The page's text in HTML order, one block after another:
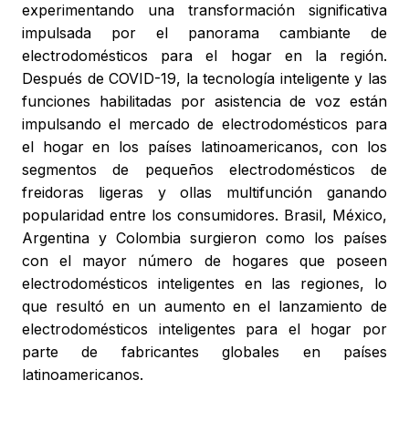
experimentando una transformación significativa
impulsada por el panorama cambiante de
electrodomésticos para el hogar en la región.
Después de COVID-19, la tecnología inteligente y las
funciones habilitadas por asistencia de voz están
impulsando el mercado de electrodomésticos para
el hogar en los países latinoamericanos, con los
segmentos de pequeños electrodomésticos de
freidoras ligeras y ollas multifunción ganando
popularidad entre los consumidores. Brasil, México,
Argentina y Colombia surgieron como los países
con el mayor número de hogares que poseen
electrodomésticos inteligentes en las regiones, lo
que resultó en un aumento en el lanzamiento de
electrodomésticos inteligentes para el hogar por
parte de fabricantes globales en países
latinoamericanos.